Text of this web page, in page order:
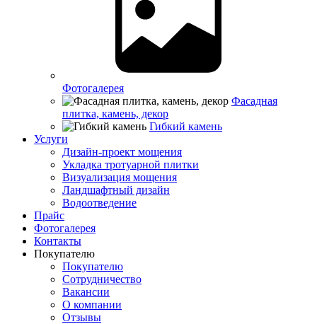
Фотогалерея
Фасадная
плитка, камень, декор
Гибкий камень
Услуги
Дизайн-проект мощения
Укладка тротуарной плитки
Визуализация мощения
Ландшафтный дизайн
Водоотведение
Прайс
Фотогалерея
Контакты
Покупателю
Покупателю
Сотрудничество
Вакансии
О компании
Отзывы